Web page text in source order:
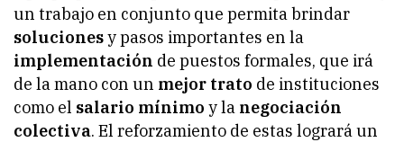
un trabajo en conjunto que permita brindar
solucionesy pasos importantes en la
implementación de puestos formales, que irá
de la mano con un mejor trato de instituciones
como el salario mínimo y la negociación
colectiva. El reforzamiento de estas logrará un